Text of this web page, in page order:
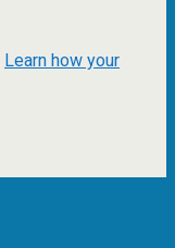
Learn how your